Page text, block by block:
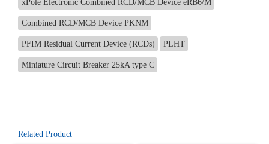
xPole Electronic Combined RCD/MCB Device eRB6/M
Combined RCD/MCB Device PKNM
PFIM Residual Current Device (RCDs) PLHT
Miniature Circuit Breaker 25kA type C
Related Product